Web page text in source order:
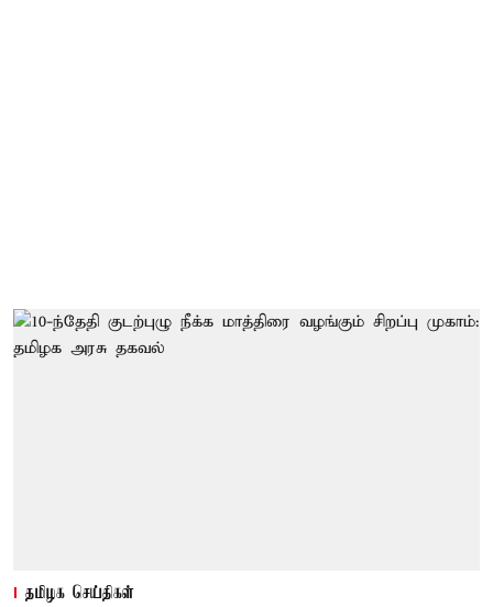
தமிழக செய்திகள்